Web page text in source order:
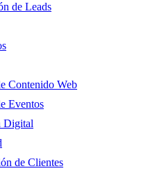
de Leads
Contenido Web
Eventos
Digital
de Clientes